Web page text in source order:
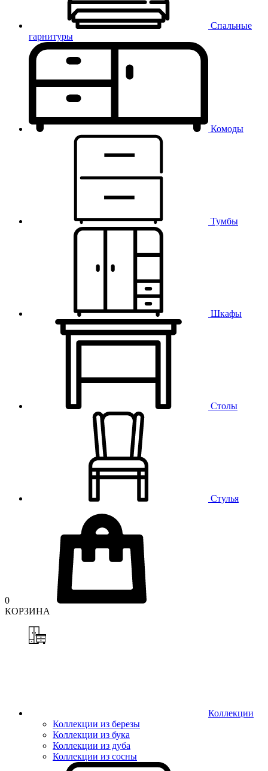
Спальные
гарнитуры
Комоды
Тумбы
Шкафы
Столы
Стулья
0
КОРЗИНА
Коллекции
Коллекции из березы
Коллекции из бука
Коллекции из дуба
Коллекции из сосны